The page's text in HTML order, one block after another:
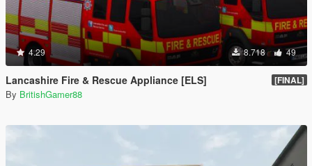
4.29 8.718 49
Lancashire Fire & Rescue Appliance [ELS] [FINAL]
By BritishGamer88